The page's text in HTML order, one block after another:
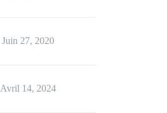
Juin 27, 2020
Avril 14, 2024